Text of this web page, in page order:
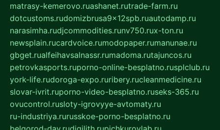
matrasy-kemerovo.ruashanet.rutrade-farm.ru
dotcustoms.rudomizbrusa9x12spb.ruautodamp.ru
narasimha.rudjcommodities.runv750.rux-ton.ru
newsplain.rucardvoice.rumodopaper.rumanunae.ru
gbget.rualfeihavsalnassr.rumadoma.rutajuncos.ru
petrovkasports.ruporno-online-besplatno.rusplclub.ru
york-life.rudoroga-expo.ruribery.rucleanmedicine.ru
slovar-ivrit.ruporno-video-besplatno.ruseks-365.ru
ovucontrol.rusloty-igrovyye-avtomaty.ru
ru-industriya.rurusskoe-porno-besplatno.ru